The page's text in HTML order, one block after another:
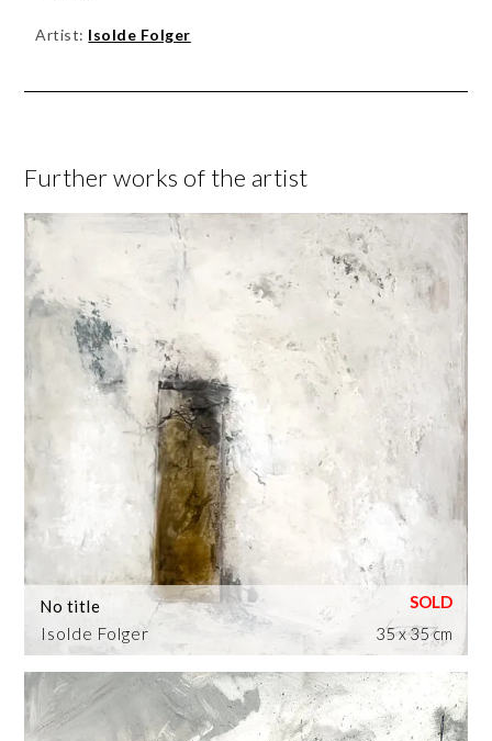
Artist: Isolde Folger
Further works of the artist
Isolde Folger
No title
35 x 35 cm